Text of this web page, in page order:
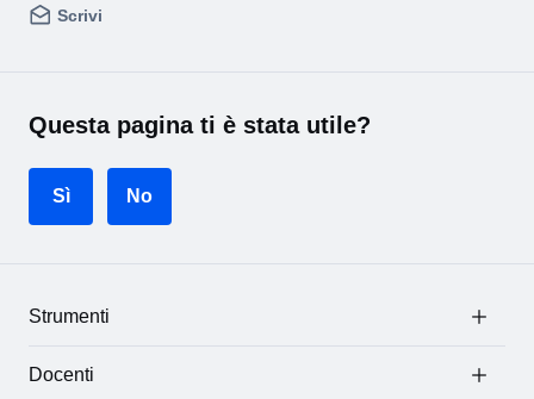
Scrivi
Questa pagina ti è stata utile?
Sì No
Strumenti
Docenti